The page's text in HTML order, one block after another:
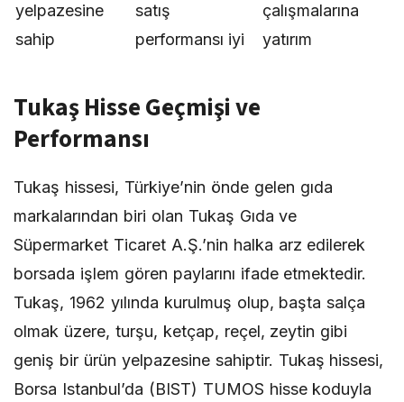
yelpazesine
sahip
satış
performansı iyi
çalışmalarına
yatırım
Tukaş Hisse Geçmişi ve
Performansı
Tukaş hissesi, Türkiye’nin önde gelen gıda
markalarından biri olan Tukaş Gıda ve
Süpermarket Ticaret A.Ş.’nin halka arz edilerek
borsada işlem gören paylarını ifade etmektedir.
Tukaş, 1962 yılında kurulmuş olup, başta salça
olmak üzere, turşu, ketçap, reçel, zeytin gibi
geniş bir ürün yelpazesine sahiptir. Tukaş hissesi,
Borsa Istanbul’da (BIST) TUMOS hisse koduyla